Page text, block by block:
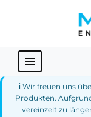
springen
ℹ️ Wir freuen uns
Produkten.
vereinzelt zu